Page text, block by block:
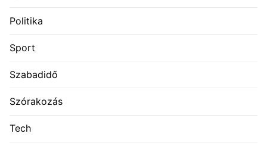
Politika
Sport
Szabadidő
Szórakozás
Tech